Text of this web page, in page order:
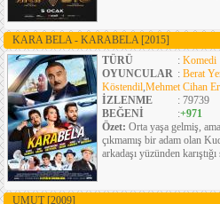
KARA BELA - KARABELA [2015]
TÜRÜ
: Komedi
OYUNCULAR : Berat
Köstendil,Mehmet Cihan
İZLENME
: 79739
BEĞENİ
:+971
Özet: Orta yaşa gelmiş,
çıkmamış bir adam olan
arkadaşı yüzünden
UMUT [2009]